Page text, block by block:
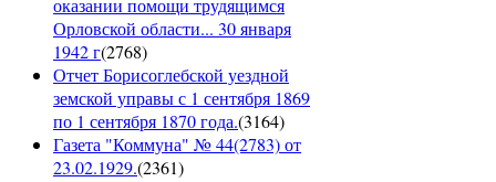
оказании помощи трудящимся
Орловской области... 30 января
1942 г(2768)
Отчет Борисоглебской уездной
земской управы с 1 сентября 1869
по 1 сентября 1870 года.(3164)
Газета "Коммуна" № 44(2783) от
23.02.1929.(2361)